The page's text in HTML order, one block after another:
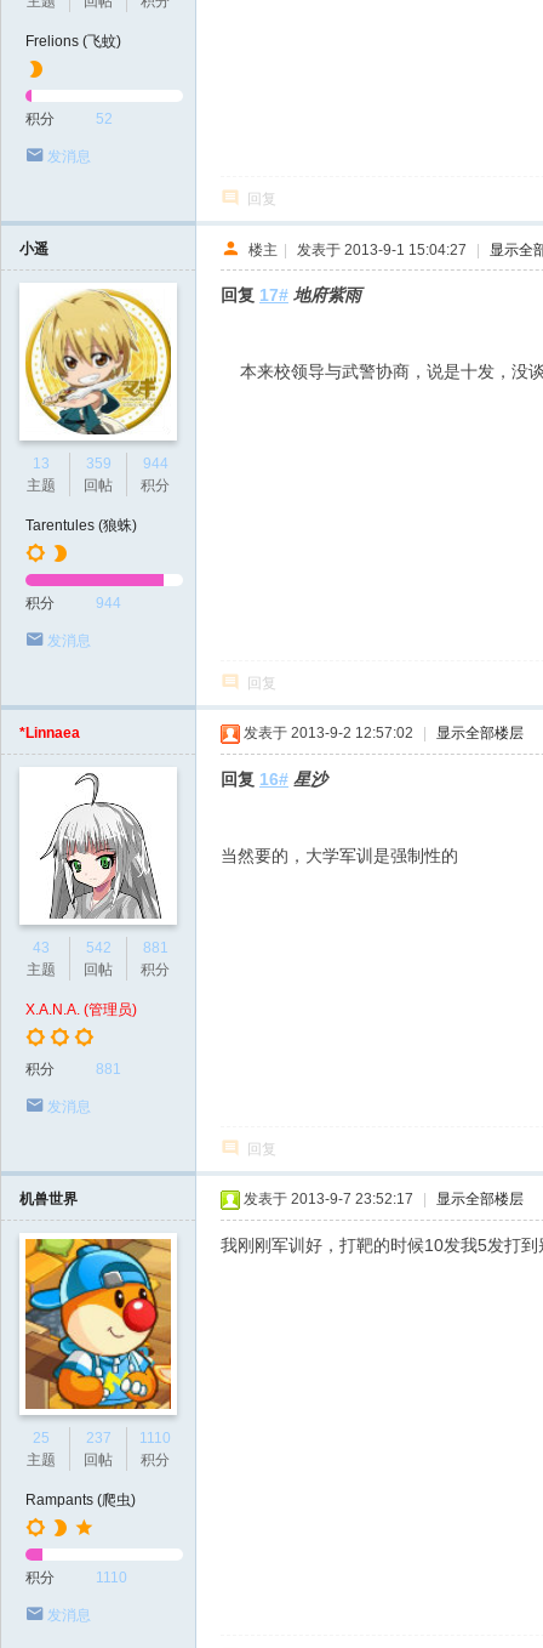
Frelions (飞蚊)
积分 52
发消息
回复
小遥
13
主题
359
回帖
944
积分
Tarentules (狼蛛)
积分 944
发消息
楼主 | 发表于 2013-9-1 15:04:27 | 显示全
回复 17# 地府紫雨
本来校领导与武警协商，说是十发，没
回复
*Linnaea
43
主题
542
回帖
881
积分
X.A.N.A. (管理员)
积分 881
发消息
发表于 2013-9-2 12:57:02 显示全部楼层
回复 16# 星沙
当然要的，大学军训是强制性的
回复
机兽世界
25
主题
237
回帖
1110
积分
Rampants (爬虫)
积分 1110
发消息
发表于 2013-9-7 23:52:17 显示全部楼层
我刚刚军训好，打靶的时候10发我5发打